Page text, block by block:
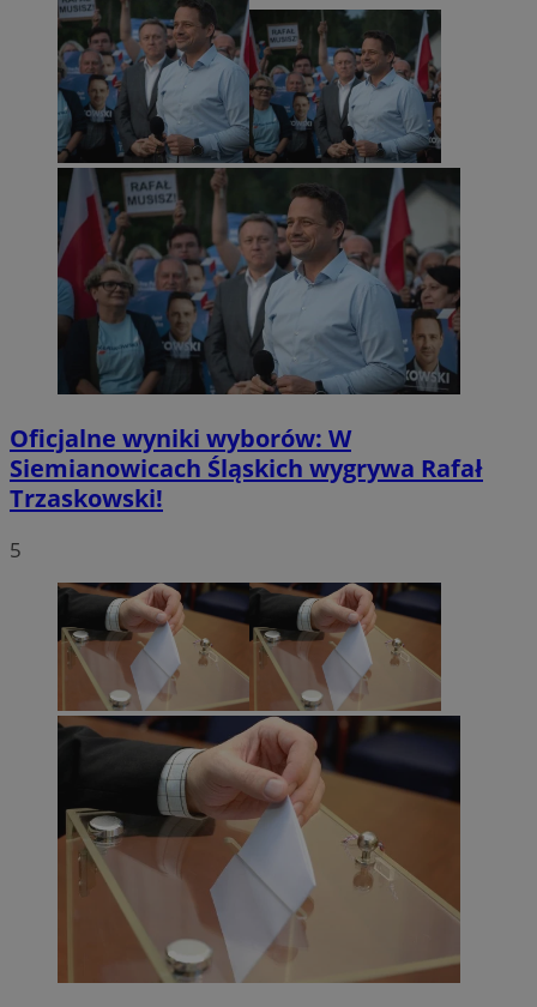
Oficjalne wyniki wyborów: W
Siemianowicach Śląskich wygrywa Rafał
Trzaskowski!
5